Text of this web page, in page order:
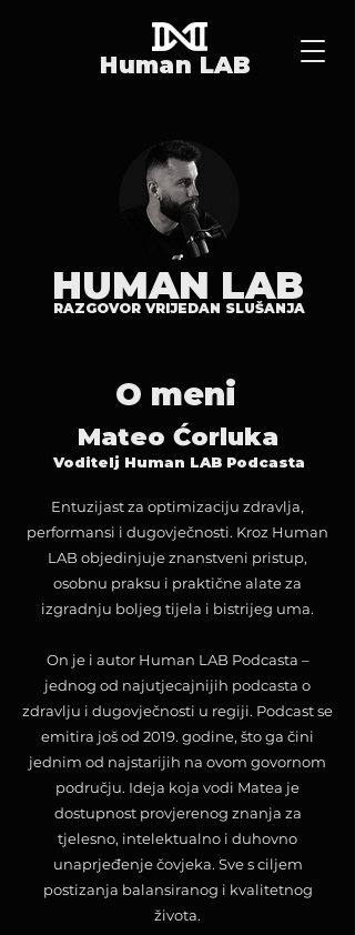
Human LAB
HUMAN LAB
RAZGOVOR VRIJEDAN SLUŠANJA
O meni
Mateo Ćorluka
Voditelj Human LAB Podcasta
Entuzijast za optimizaciju zdravlja,
performansi i dugovječnosti. Kroz Human
LAB objedinjuje znanstveni pristup,
osobnu praksu i praktične alate za
izgradnju boljeg tijela i bistrijeg uma.
On je i autor Human LAB Podcasta –
jednog od najutjecajnijih podcasta o
zdravlju i dugovječnosti u regiji. Podcast se
emitira još od 2019. godine, što ga čini
jednim od najstarijih na ovom govornom
području. Ideja koja vodi Matea je
dostupnost provjerenog znanja za
tjelesno, intelektualno i duhovno
unaprjeđenje čovjeka. Sve s ciljem
postizanja balansiranog i kvalitetnog
života.